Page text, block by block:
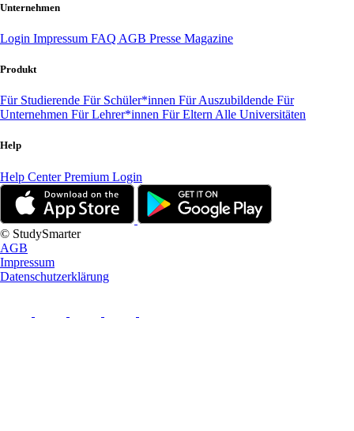
Unternehmen
Login Impressum FAQ AGB Presse Magazine
Produkt
Für Studierende Für Schüler*innen Für Auszubildende Für
Unternehmen Für Lehrer*innen Für Eltern Alle Universitäten
Help
Help CenterPremium Login
© StudySmarter
AGB
Impressum
Datenschutzerklärung